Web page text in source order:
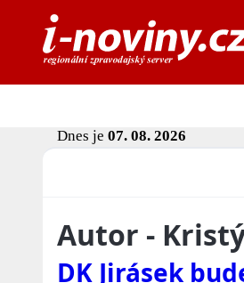
Dnes je 07. 08. 2026
Autor -
DK Jirásek